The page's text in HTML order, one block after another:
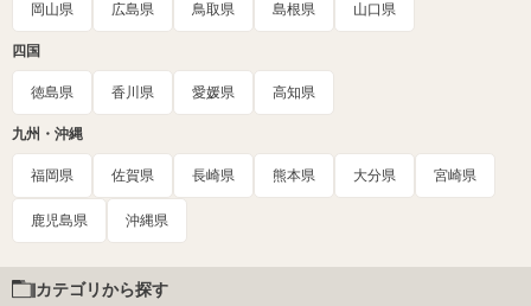
岡山県 広島県 鳥取県 島根県 山口県
四国
徳島県 香川県 愛媛県 高知県
九州・沖縄
福岡県 佐賀県 長崎県 熊本県 大分県 宮崎県
鹿児島県 沖縄県
カテゴリから探す